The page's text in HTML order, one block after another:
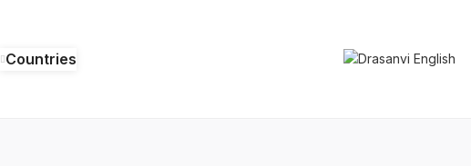
Countries